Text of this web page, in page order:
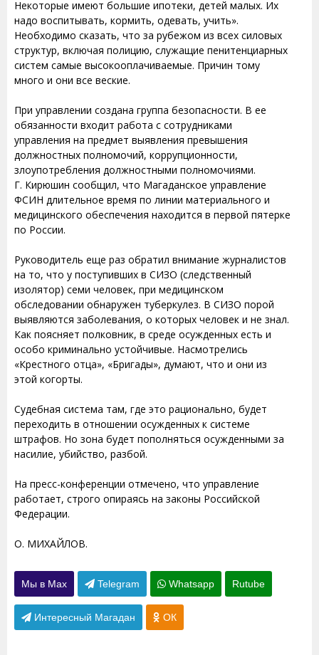
Некоторые имеют большие ипотеки, детей малых. Их
надо воспитывать, кормить, одевать, учить».
Необходимо сказать, что за рубежом из всех силовых
структур, включая полицию, служащие пенитенциарных
систем самые высокооплачиваемые. Причин тому
много и они все веские.
При управлении создана группа безопасности. В ее
обязанности входит работа с сотрудниками
управления на предмет выявления превышения
должностных полномочий, коррупционности,
злоупотребления должностными полномочиями.
Г. Кирюшин сообщил, что Магаданское управление
ФСИН длительное время по линии материального и
медицинского обеспечения находится в первой пятерке
по России.
Руководитель еще раз обратил внимание журналистов
на то, что у поступивших в СИЗО (следственный
изолятор) семи человек, при медицинском
обследовании обнаружен туберкулез. В СИЗО порой
выявляются заболевания, о которых человек и не знал.
Как поясняет полковник, в среде осужденных есть и
особо криминально устойчивые. Насмотрелись
«Крестного отца», «Бригады», думают, что и они из
этой когорты.
Судебная система там, где это рационально, будет
переходить в отношении осужденных к системе
штрафов. Но зона будет пополняться осужденными за
насилие, убийство, разбой.
На пресс-конференции отмечено, что управление
работает, строго опираясь на законы Российской
Федерации.
О. МИХАЙЛОВ.
Мы в Max Telegram Whatsapp Rutube
Интересный Магадан ОК